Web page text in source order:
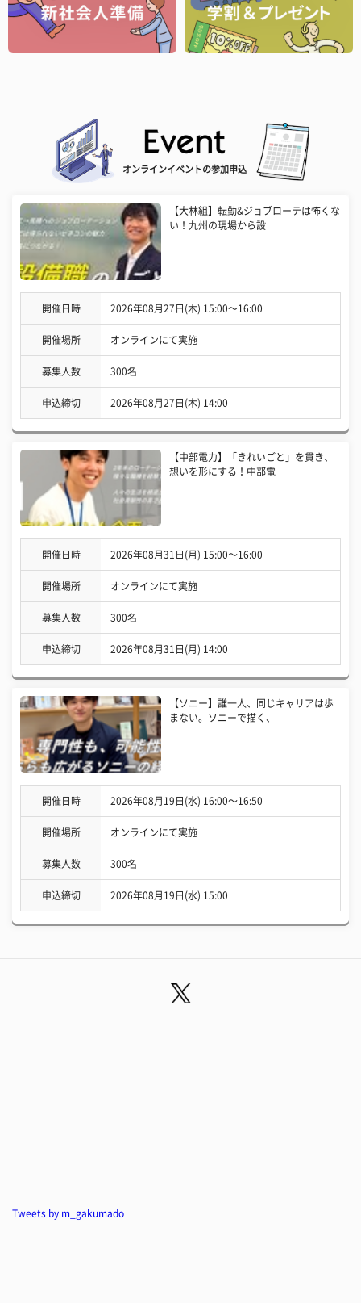
オンラインイベントの参加申込
【大林組】転勤&ジョブローテは怖くな
い！九州の現場から設
開催日時 2026年08月27日(木) 15:00〜16:00
開催場所 オンラインにて実施
募集人数 300名
申込締切 2026年08月27日(木) 14:00
【中部電力】「きれいごと」を貫き、
想いを形にする！中部電
開催日時 2026年08月31日(月) 15:00〜16:00
開催場所 オンラインにて実施
募集人数 300名
申込締切 2026年08月31日(月) 14:00
【ソニー】誰一人、同じキャリアは歩
まない。ソニーで描く、
開催日時 2026年08月19日(水) 16:00〜16:50
開催場所 オンラインにて実施
募集人数 300名
申込締切 2026年08月19日(水) 15:00
Tweets by m_gakumado